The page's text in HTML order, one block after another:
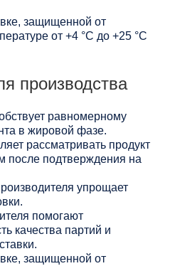
защищенной от
от +4 °C до +25 °C
производства
равномерному
в жировой фазе.
рассматривать продукт
после подтверждения на
упрощает
помогают
качества партий и
защищенной от